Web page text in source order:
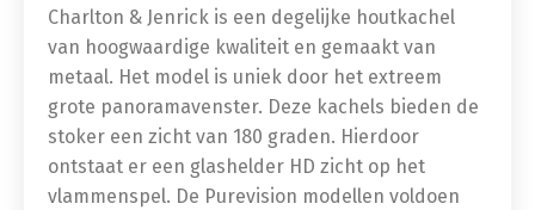
Charlton & Jenrick is een degelijke houtkachel
van hoogwaardige kwaliteit en gemaakt van
metaal. Het model is uniek door het extreem
grote panoramavenster. Deze kachels bieden de
stoker een zicht van 180 graden. Hierdoor
ontstaat er een glashelder HD zicht op het
vlammenspel. De Purevision modellen voldoen